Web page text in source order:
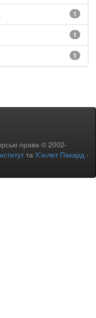
1
1
1
права © 2002-
та Х’юлет Пакард -